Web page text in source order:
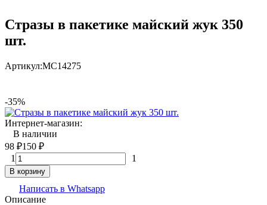
Стразы в пакетике майский жук 350
шт.
Артикул:МС14275
-35%
Интернет-магазин:
В наличии
98 ₽150 ₽
1
1
В корзину
Написать в Whatsapp
Описание